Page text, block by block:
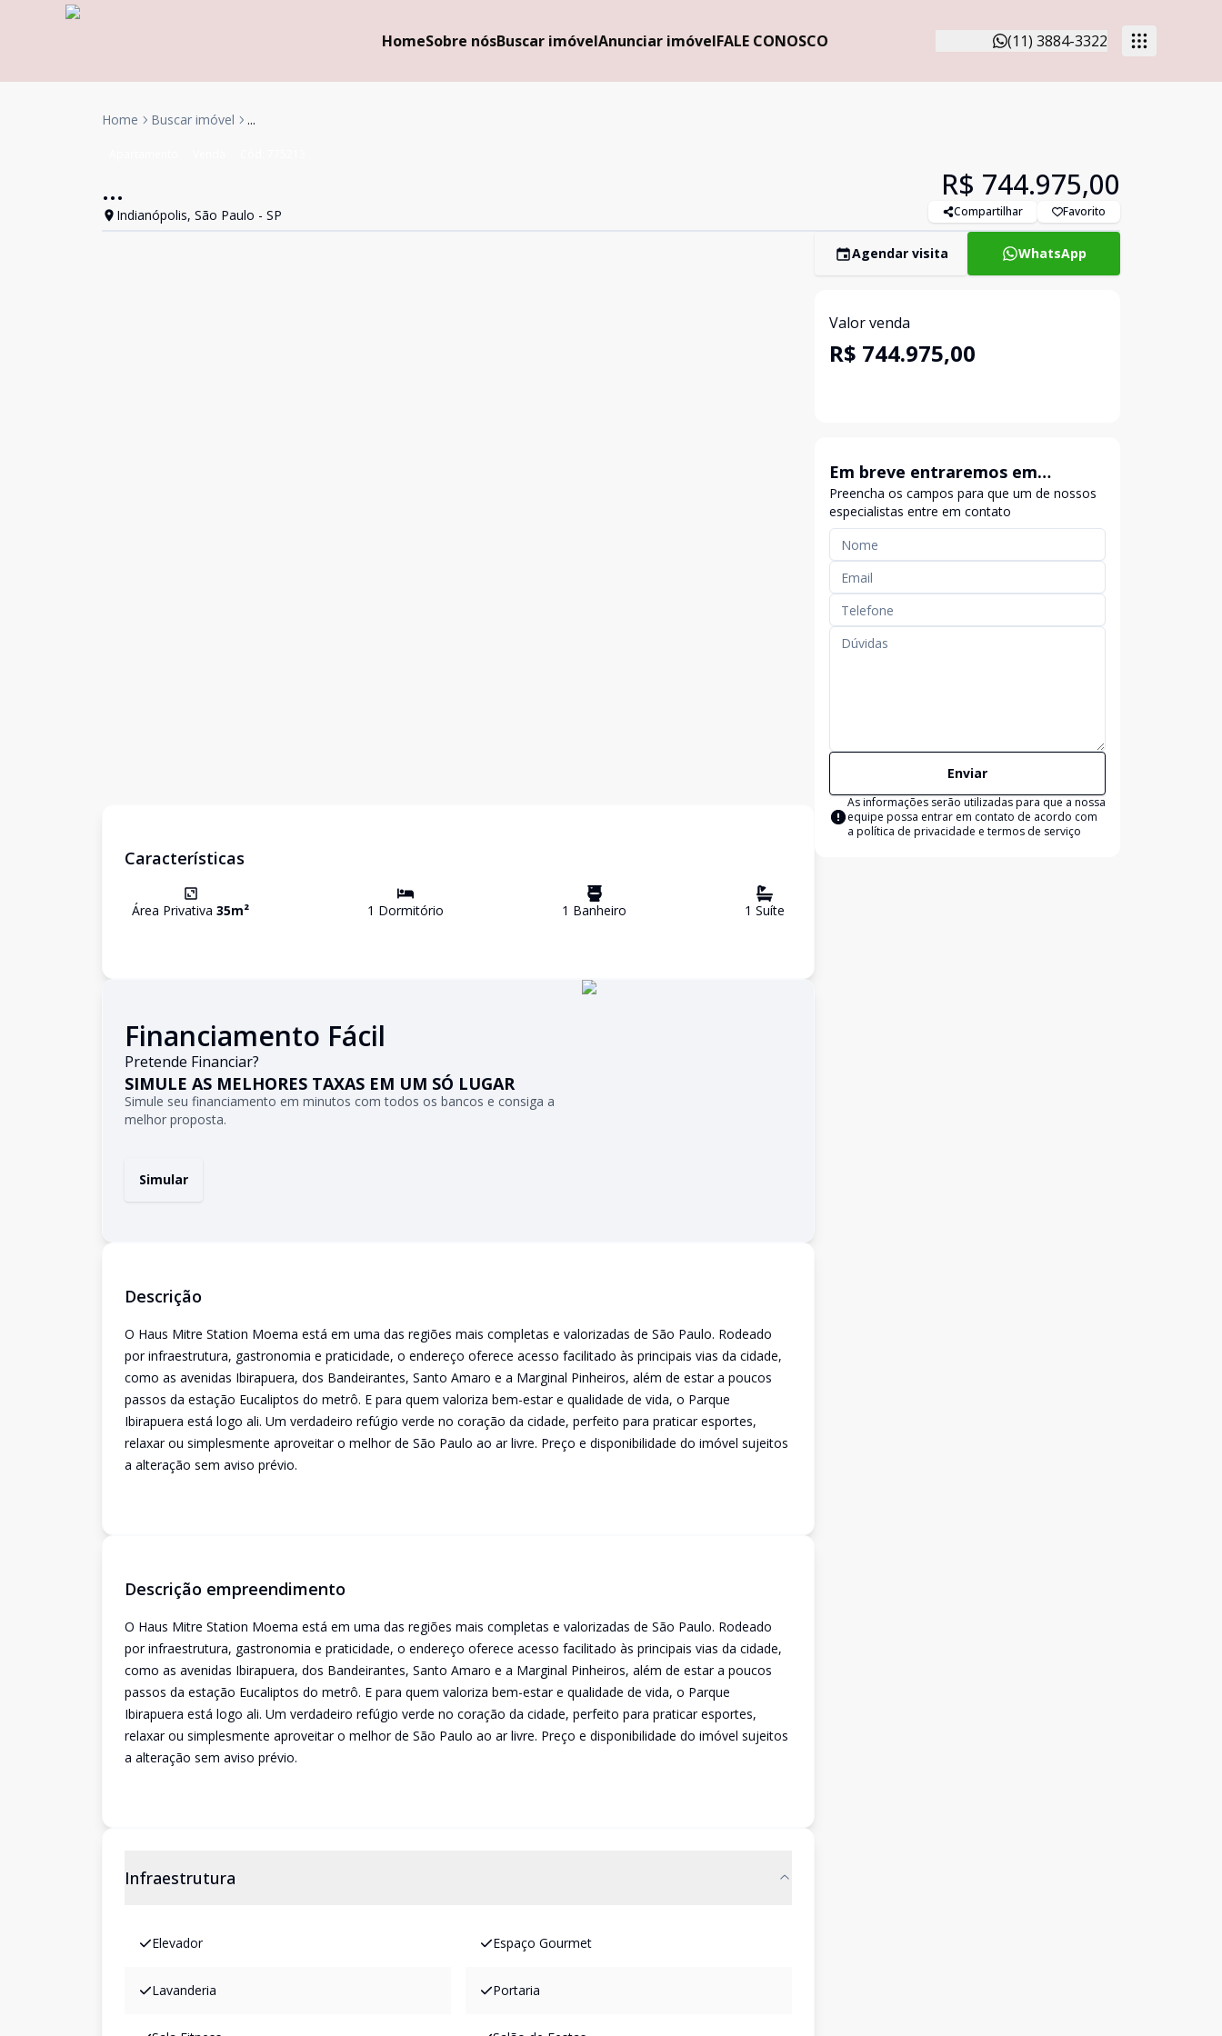
HomeSobre nósBuscar imóvelAnunciar imóvelFALE CONOSCO (11) 3884-3322
Home Buscar imóvel ...
...
Indianópolis, São Paulo - SP
R$ 744.975,00
Compartilhar Favorito
Características
Área Privativa 35m² 1 Dormitório 1 Banheiro 1 Suíte
Financiamento Fácil
Pretende Financiar?
SIMULE AS MELHORES TAXAS EM UM SÓ LUGAR
Simule seu financiamento em minutos com todos os bancos e consiga a
melhor proposta.
Simular
Descrição
O Haus Mitre Station Moema está em uma das regiões mais completas e valorizadas de São Paulo. Rodeado
por infraestrutura, gastronomia e praticidade, o endereço oferece acesso facilitado às principais vias da cidade,
como as avenidas Ibirapuera, dos Bandeirantes, Santo Amaro e a Marginal Pinheiros, além de estar a poucos
passos da estação Eucaliptos do metrô. E para quem valoriza bem-estar e qualidade de vida, o Parque
Ibirapuera está logo ali. Um verdadeiro refúgio verde no coração da cidade, perfeito para praticar esportes,
relaxar ou simplesmente aproveitar o melhor de São Paulo ao ar livre. Preço e disponibilidade do imóvel sujeitos
a alteração sem aviso prévio.
Descrição empreendimento
O Haus Mitre Station Moema está em uma das regiões mais completas e valorizadas de São Paulo. Rodeado
por infraestrutura, gastronomia e praticidade, o endereço oferece acesso facilitado às principais vias da cidade,
como as avenidas Ibirapuera, dos Bandeirantes, Santo Amaro e a Marginal Pinheiros, além de estar a poucos
passos da estação Eucaliptos do metrô. E para quem valoriza bem-estar e qualidade de vida, o Parque
Ibirapuera está logo ali. Um verdadeiro refúgio verde no coração da cidade, perfeito para praticar esportes,
relaxar ou simplesmente aproveitar o melhor de São Paulo ao ar livre. Preço e disponibilidade do imóvel sujeitos
a alteração sem aviso prévio.
Infraestrutura
Elevador Espaço Gourmet
Lavanderia Portaria
Agendar visita WhatsApp
Valor venda
R$ 744.975,00
Em breve entraremos em
contato
Preencha os campos para que um de nossos
especialistas entre em contato
Enviar
As informações serão utilizadas para que a nossa
equipe possa entrar em contato de acordo com
a política de privacidade e termos de serviço